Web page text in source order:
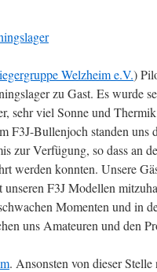
Welzheim e.V.)
zu Gast. Es wurde
sehr viel Sonne und
F3J-Bullenjoch standen
zur Verfügung, so dass an
werden konnten. Unsere
F3J Modellen
Momenten und in
uns Amateuren und den
. Ansonsten von dieser